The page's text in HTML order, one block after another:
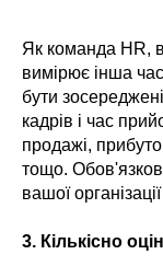
Як команда HR,
вимірює інша
бути
кадрів і час
продажі,
тощо.
вашої
3. Кількісно